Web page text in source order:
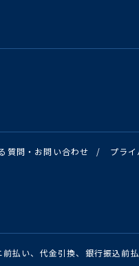
質問・お問い合わせ /
プラ
払い、代金引換、銀行振込前